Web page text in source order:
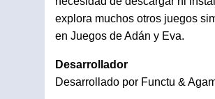
explora muchos otros juegos
en Juegos de Adán y Eva.
Desarrollador
Desarrollado por Functu &